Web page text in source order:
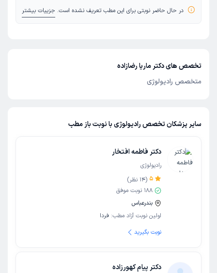
در حال حاضر نوبتی برای این مطب تعریف نشده است. جزییات بیشتر
تخصص های دکتر ماریا رضازاده
متخصص رادیولوژی
سایر پزشکان تخصص رادیولوژی با نوبت باز مطب
دکتر فاطمه افتخار
رادیولوژی
5
(
14 نظر)
188 نوبت موفق
بندرعباس
اولین نوبت آزاد مطب: فردا
نوبت بگیرید
دکتر پیام کهورزاده